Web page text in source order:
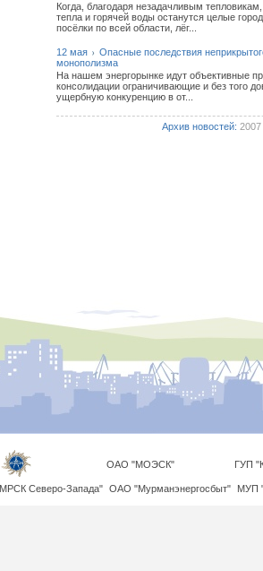
Когда, благодаря незадачливым
тепла и горячей воды останутся целые
посёлки по всей области, лёг...
12 мая
Опасные последствия
монополизма
На нашем энергорынке идут объективные
консолидации ограничивающие и без того
ущербную конкуренцию в от...
Архив новостей: 2007
ОАО "МОЭСК" ГУП
Северо-Запада" ОАО "Мурманэнергосбыт" МУП